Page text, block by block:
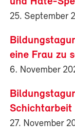
25. September
eine Frau zu
6. November
Schichtarbeit
27. November